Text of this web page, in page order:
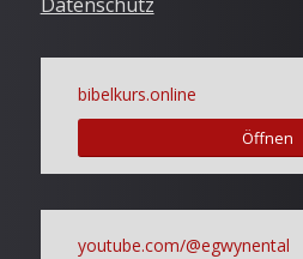
bibelkurs.online
Öffnen
youtube.com/@egwynental